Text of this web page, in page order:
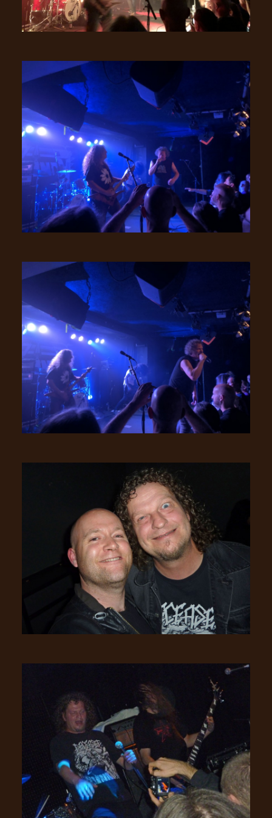
RETOURS
CHOISIR
UN
THÈME
SYMPHONIQUE
MORGOTH
TALES
ANACHRONISM
ANARCHY
LOST
MACHINE
NOTHINGFACE
DIMENSION
LANGUE
ENGLISH
•
FRANÇAIS